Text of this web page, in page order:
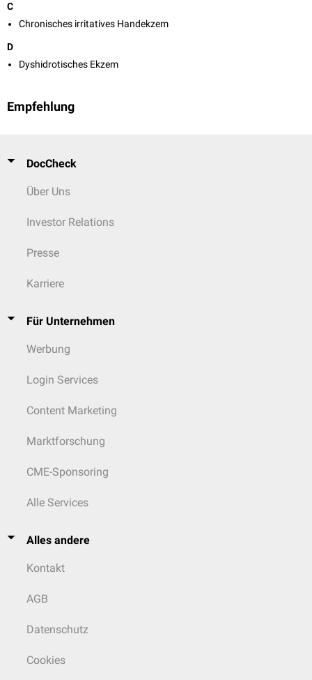
C
Chronisches irritatives Handekzem
D
Dyshidrotisches Ekzem
Empfehlung
DocCheck
Über Uns
Investor Relations
Presse
Karriere
Für Unternehmen
Werbung
Login Services
Content Marketing
Marktforschung
CME-Sponsoring
Alle Services
Alles andere
Kontakt
AGB
Datenschutz
Cookies